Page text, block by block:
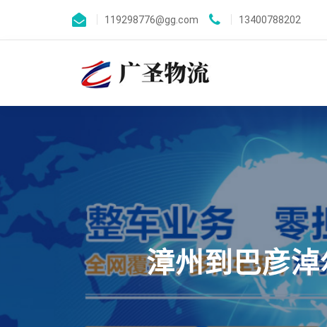
119298776@gg.com 13400788202
漳州到巴彦